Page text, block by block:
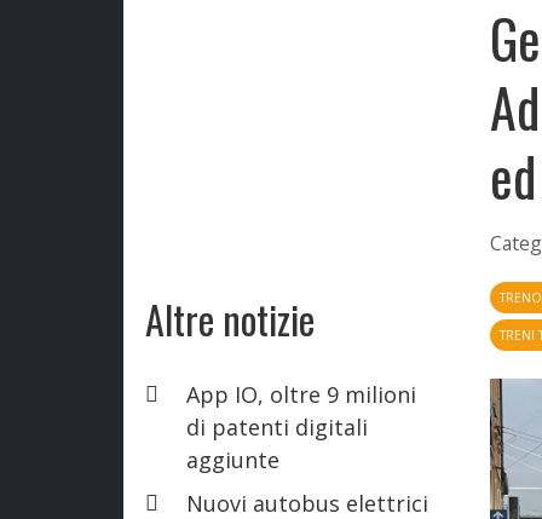
Altre notizie
App IO, oltre 9 milioni
di patenti digitali
aggiunte
Nuovi autobus elettrici
TRENI